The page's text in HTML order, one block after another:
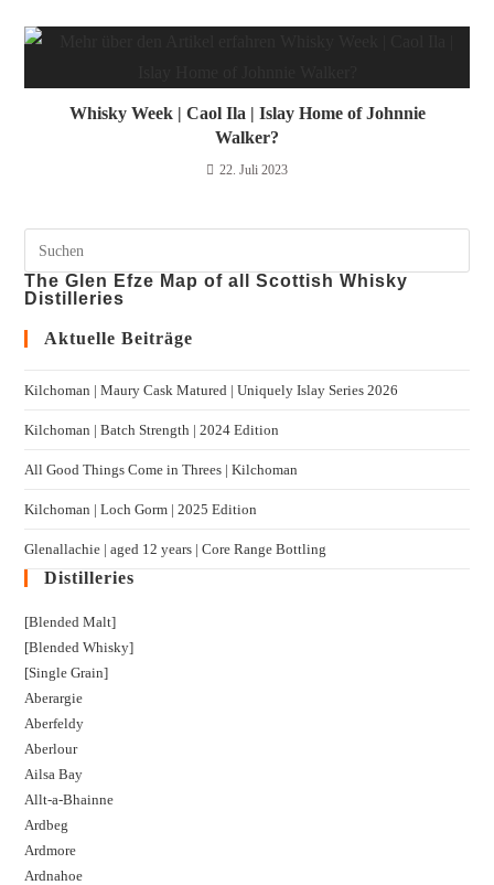
Whisky Week | Caol Ila | Islay Home of Johnnie
Walker?
22. Juli 2023
The Glen Efze Map of all Scottish Whisky
Distilleries
Aktuelle Beiträge
Kilchoman | Maury Cask Matured | Uniquely Islay Series 2026
Kilchoman | Batch Strength | 2024 Edition
All Good Things Come in Threes | Kilchoman
Kilchoman | Loch Gorm​ | 2025 Edition
Glenallachie | aged 12 years | Core Range Bottling
Distilleries
[Blended Malt]
[Blended Whisky]
[Single Grain]
Aberargie
Aberfeldy
Aberlour
Ailsa Bay
Allt-a-Bhainne
Ardbeg
Ardmore
Ardnahoe